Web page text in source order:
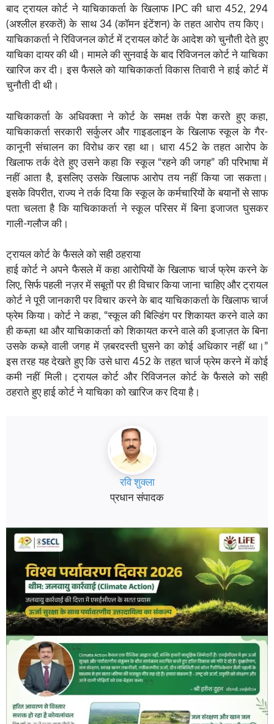
बाद ट्रायल कोर्ट ने याचिकाकर्ता के खिलाफ IPC की धारा 452, 294
(अश्लील हरकतें) के साथ 34 (कॉमन इंटेंशन) के तहत आरोप तय किए। ​​
याचिकाकर्ता ने रिविजनल कोर्ट में ट्रायल कोर्ट के आदेश को चुनौती देते हुए
याचिका दायर की थी। मामले की सुनवाई के बाद रिविजनल कोर्ट ने याचिका
खारिज कर दी। इस फैसले को याचिकाकर्ता विकास तिवारी ने हाई कोर्ट में
चुनौती दी थी।
याचिकाकर्ता के अधिवक्ता ने कोर्ट के समक्ष तर्क पेश करते हुए कहा,
याचिकाकर्ता सरकारी सर्कुलर और गाइडलाइन के खिलाफ स्कूल के गैर-
कानूनी संचालन का विरोध कर रहा था। धारा 452 के तहत आरोप के
खिलाफ तर्क देते हुए उसने कहा कि स्कूल “रहने की जगह” की परिभाषा में
नहीं आता है, इसलिए उसके खिलाफ आरोप तय नहीं किया जा सकता।
इसके विपरीत, राज्य ने तर्क दिया कि स्कूल के कर्मचारियों के बयानों से साफ
पता चलता है कि याचिकाकर्ता ने स्कूल परिसर में बिना इजाजत घुसकर
गाली-गलौज की।
ट्रायल कोर्ट के फैसले को सही ठहराया
हाई कोर्ट ने अपने फैसले में कहा आरोपियों के खिलाफ चार्ज फ्रेम करने के
लिए, सिर्फ पहली नज़र में सबूतों पर ही विचार किया जाना चाहिए और ट्रायल
कोर्ट ने पूरी जानकारी पर विचार करने के बाद याचिकाकर्ता के खिलाफ चार्ज
फ्रेम किया। कोर्ट ने कहा, “स्कूल की बिल्डिंग पर शिकायत करने वाले का
ही कब्ज़ा था और याचिकाकर्ता को शिकायत करने वाले की इजाज़त के बिना
उसके कब्ज़े वाली जगह में ज़बरदस्ती घुसने का कोई अधिकार नहीं था।”
इस तरह यह देखते हुए कि उसे धारा 452 के तहत चार्ज फ्रेम करने में कोई
कमी नहीं मिली। ट्रायल कोर्ट और रिविजनल कोर्ट के फैसले को सही
ठहराते हुए हाई कोर्ट ने याचिका को खारिज कर दिया है।
रवि शुक्ला
प्रधान संपादक